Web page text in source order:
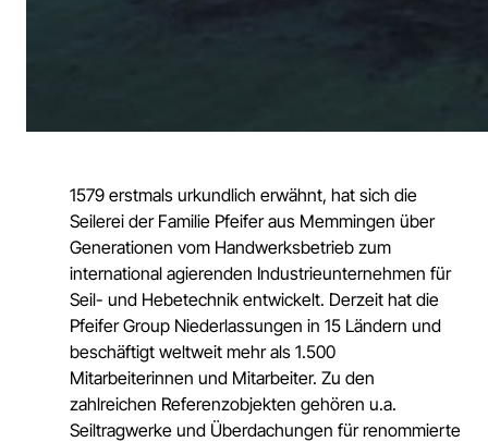
1579 erstmals urkundlich erwähnt, hat sich die
Seilerei der Familie Pfeifer aus Memmingen über
Generationen vom Handwerksbetrieb zum
international agierenden Industrieunternehmen für
Seil- und Hebetechnik entwickelt. Derzeit hat die
Pfeifer Group Niederlassungen in 15 Ländern und
beschäftigt weltweit mehr als 1.500
Mitarbeiterinnen und Mitarbeiter. Zu den
zahlreichen Referenzobjekten gehören u.a.
Seiltragwerke und Überdachungen für renommierte